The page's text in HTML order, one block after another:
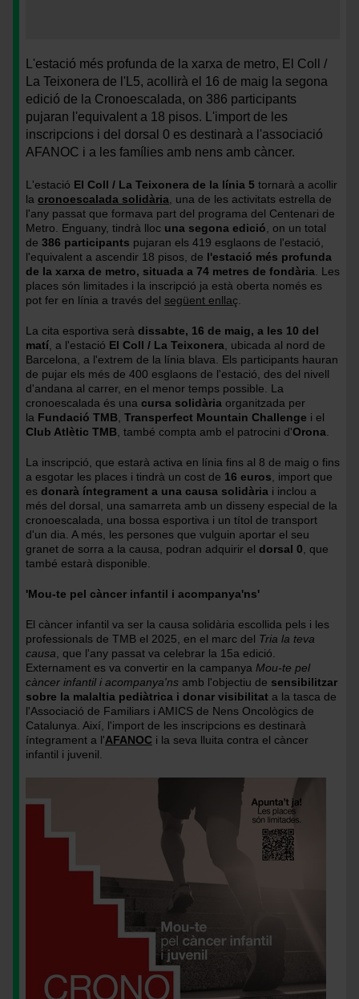
cronoescalada
solidària
al
metro
de
Barcelona
/
Pep
Herrero
(TMB)
>Primera
cronoescalada
solidària
al
metro
de
Barcelona
Foto:
Pep
Herrero
(TMB)
L'estació més profunda de la xarxa de metro, El Coll /
La Teixonera de l'L5, acollirà el 16 de maig la segona
edició de la Cronoescalada, on 386 participants
pujaran l'equivalent a 18 pisos. L'import de les
inscripcions i del dorsal 0 es destinarà a l'associació
AFANOC i a les famílies amb nens amb càncer.
L'estació El Coll / La Teixonera de la línia 5 tornarà a acollir
la cronoescalada solidària, una de les activitats estrella de
l'any passat que formava part del programa del Centenari de
Metro. Enguany, tindrà lloc una segona edició, on un total
de 386 participants pujaran els 419 esglaons de l'estació,
l'equivalent a ascendir 18 pisos, de l'estació més profunda
de la xarxa de metro, situada a 74 metres de fondària. Les
places són limitades i la inscripció ja està oberta només es
pot fer en línia a través del següent enllaç.
La cita esportiva serà dissabte, 16 de maig, a les 10 del
matí, a l'estació El Coll / La Teixonera, ubicada al nord de
Barcelona, a l'extrem de la línia blava. Els participants hauran
de pujar els més de 400 esglaons de l'estació, des del nivell
d'andana al carrer, en el menor temps possible. La
cronoescalada és una cursa solidària organitzada per
la Fundació TMB, Transperfect Mountain Challenge i el
Club Atlètic TMB, també compta amb el patrocini d'Orona.
La inscripció, que estarà activa en línia fins al 8 de maig o fins
a esgotar les places i tindrà un cost de 16 euros, import que
es donarà íntegrament a una causa solidària i inclou a
més del dorsal, una samarreta amb un disseny especial de la
cronoescalada, una bossa esportiva i un títol de transport
d'un dia. A més, les persones que vulguin aportar el seu
granet de sorra a la causa, podran adquirir el dorsal 0, que
també estarà disponible.
'Mou-te pel càncer infantil i acompanya'ns'
El càncer infantil va ser la causa solidària escollida pels i les
professionals de TMB el 2025, en el marc del Tria la teva
causa, que l'any passat va celebrar la 15a edició.
Externament es va convertir en la campanya Mou-te pel
càncer infantil i acompanya'ns amb l'objectiu de sensibilitzar
sobre la malaltia pediàtrica i donar visibilitat a la tasca de
l'Associació de Familiars i AMICS de Nens Oncològics de
Catalunya. Així, l'import de les inscripcions es destinarà
íntegrament a l'AFANOC i la seva lluita contra el càncer
infantil i juvenil.